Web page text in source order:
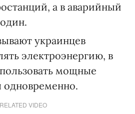
а в аварийный
украинцев
электроэнергию, в
мощные
одновременно.
RELATED VIDEO